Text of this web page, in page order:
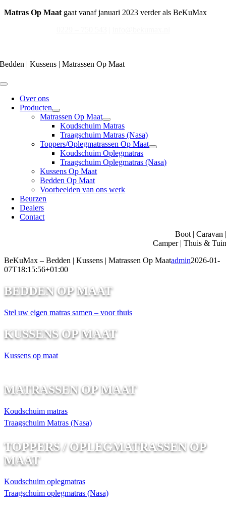
Skip
Matras Op Maat gaat vanaf januari 2023 verder als BeKuMax
Bedden | Kussens | Matrassen Op Maat
Toggle
NavigationOver ons
Producten
Matrassen Op Maat
Koudschuim Matras
Traagschuim Matras (Nasa)
Toppers/Oplegmatrassen Op Maat
Koudschuim Oplegmatras
Traagschuim Oplegmatras (Nasa)
Kussens Op Maat
Bedden Op Maat
Voorbeelden van ons werk
Beurzen
Dealers
Contact
Boot | Caravan |
Camper | Thuis & Tuin
BeKuMax – Bedden | Kussens | Matrassen Op Maatadmin2026-01-
07T18:15:56+01:00
BEDDEN OP MAAT
Stel uw eigen matras samen – voor thuis
KUSSENS OP MAAT
Kussens op maat
MATRASSEN OP MAAT
Koudschuim matras
Traagschuim Matras (Nasa)
TOPPERS / OPLEGMATRASSEN OP
MAAT
Koudschuim oplegmatras
Traagschuim oplegmatras (Nasa)